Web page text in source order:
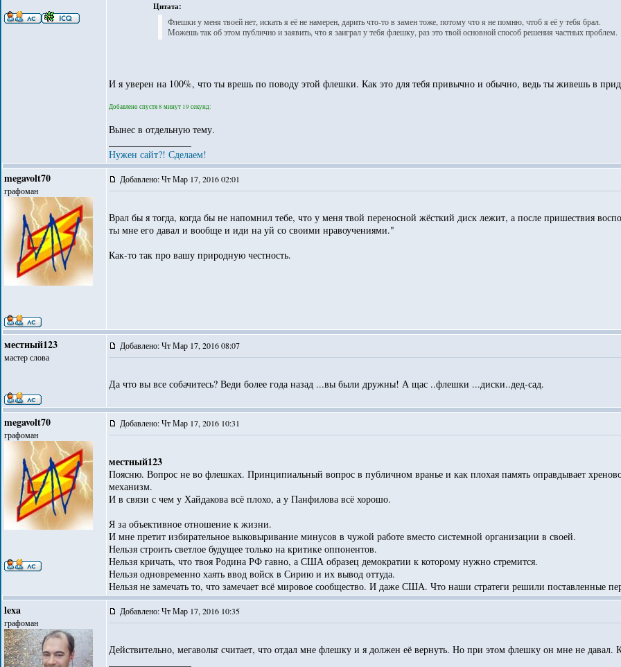
Цитата:
Флешки у меня твоей нет, искать я её не намерен, дарить что-то в замен тоже, потому что я не помню, чтоб я её у тебя брал.
Можешь так об этом публично и заявить, что я заиграл у тебя флешку, раз это твой основной способ решения частных проблем.
И я уверен на 100%, что ты врешь по поводу этой флешки. Как это для тебя привычно и обычно, ведь ты живешь в
Добавлено спустя 8 минут 19 секунд:
Вынес в отдельную тему.
Нужен сайт?! Сделаем!
megavolt70
графоман
Добавлено: Чт Мар 17, 2016 02:01
Врал бы я тогда, когда бы не напомнил тебе, что у меня твой переносной жёсткий диск лежит, а после пришествия
ты мне его давал и вообще и иди на уй со своими нравоучениями."
Как-то так про вашу природную честность.
местный123
мастер слова
Добавлено: Чт Мар 17, 2016 08:07
Да что вы все собачитесь? Веди более года назад ...вы были дружны! А щас ..флешки ...диски..дед-сад.
megavolt70
графоман
Добавлено: Чт Мар 17, 2016 10:31
местный123
Поясню. Вопрос не во флешках. Принципиальный вопрос в публичном вранье и как плохая память оправдывает
механизм.
И в связи с чем у Хайдакова всё плохо, а у Панфилова всё хорошо.
Я за объективное отношение к жизни.
И мне претит избирательное выковыривание минусов в чужой работе вместо системной организации в своей.
Нельзя строить светлое будущее только на критике оппонентов.
Нельзя кричать, что твоя Родина РФ гавно, а США образец демократии к которому нужно стремится.
Нельзя одновременно хаять ввод войск в Сирию и их вывод оттуда.
Нельзя не замечать то, что замечает всё мировое сообщество. И даже США. Что наши стратеги решили поставленные
lexa
графоман
Добавлено: Чт Мар 17, 2016 10:35
Действительно, мегавольт считает, что отдал мне флешку и я должен её вернуть. Но при этом флешку он мне не давал.